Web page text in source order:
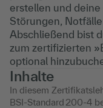
erstellen und
Störungen,
Abschließend bist
zum zertifizierten
optional
Inhalte
In diesem
BSI‑Standard 200‑4